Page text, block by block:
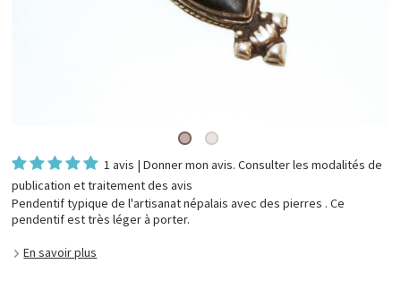
1 avis |Donner mon avis. Consulter lesmodalités de
publication et traitement des avis
Pendentif typique de l'artisanat népalais avec des pierres . Ce
pendentif est très léger à porter.
En savoir plus